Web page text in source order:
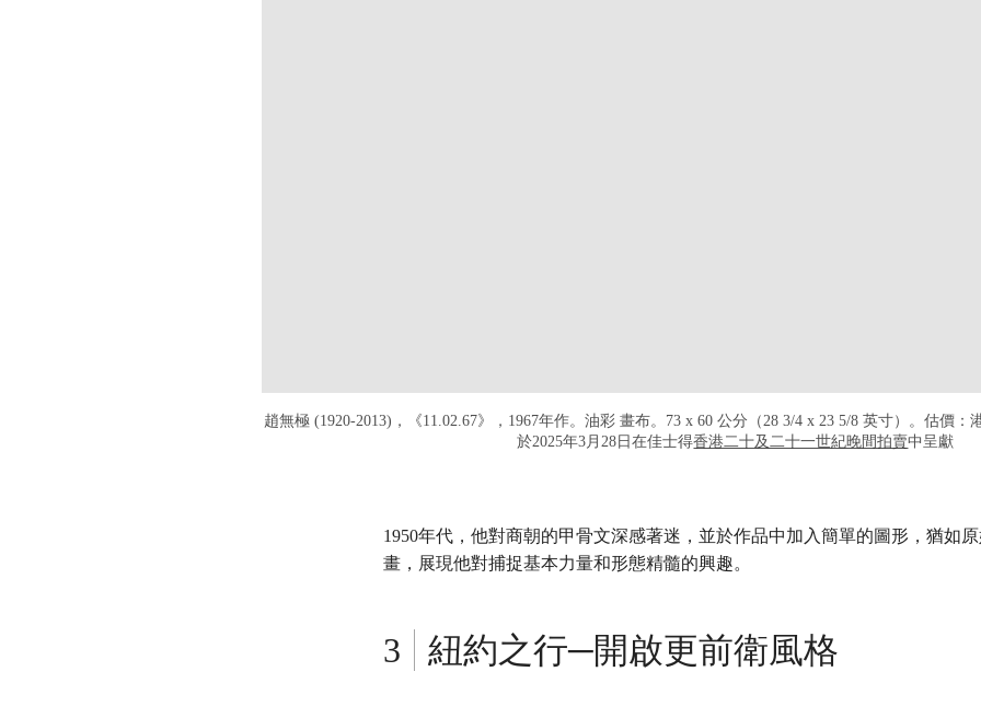
趙無極 (1920-2013)，《11.02.67》，1967年作。油彩 畫布。73 x 60 公分（28 3/4 x 23 5/8 英寸）。估價：
於2025年3月28日在佳士得香港二十及二十一世紀晚間拍賣中呈獻
1950年代，他對商朝的甲骨文深感著迷，並於作品中加入簡單的圖形，猶如
畫，展現他對捕捉基本力量和形態精髓的興趣。
紐約之行─開啟更前衛風格